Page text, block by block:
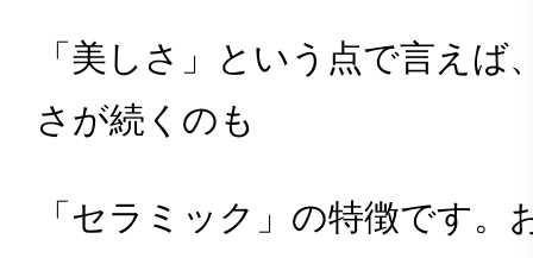
「美しさ」という点で言えば
さが続くのも
「セラミック」の特徴です。